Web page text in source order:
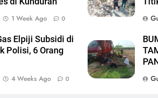
1 Week Ago 0
Elpiji Subsidi di
Polisi, 6 Orang
4 Weeks Ago 0